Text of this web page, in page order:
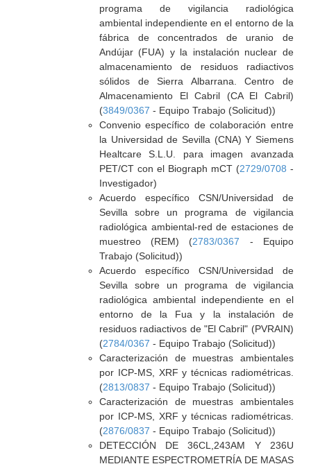
programa de vigilancia radiológica
ambiental independiente en el entorno de la
fábrica de concentrados de uranio de
Andújar (FUA) y la instalación nuclear de
almacenamiento de residuos radiactivos
sólidos de Sierra Albarrana. Centro de
Almacenamiento El Cabril (CA El Cabril)
(3849/0367 - Equipo Trabajo (Solicitud))
Convenio específico de colaboración entre
la Universidad de Sevilla (CNA) Y Siemens
Healtcare S.L.U. para imagen avanzada
PET/CT con el Biograph mCT (2729/0708 -
Investigador)
Acuerdo específico CSN/Universidad de
Sevilla sobre un programa de vigilancia
radiológica ambiental-red de estaciones de
muestreo (REM) (2783/0367 - Equipo
Trabajo (Solicitud))
Acuerdo específico CSN/Universidad de
Sevilla sobre un programa de vigilancia
radiológica ambiental independiente en el
entorno de la Fua y la instalación de
residuos radiactivos de "El Cabril" (PVRAIN)
(2784/0367 - Equipo Trabajo (Solicitud))
Caracterización de muestras ambientales
por ICP-MS, XRF y técnicas radiométricas.
(2813/0837 - Equipo Trabajo (Solicitud))
Caracterización de muestras ambientales
por ICP-MS, XRF y técnicas radiométricas.
(2876/0837 - Equipo Trabajo (Solicitud))
DETECCIÓN DE 36CL,243AM Y 236U
MEDIANTE ESPECTROMETRÍA DE MASAS